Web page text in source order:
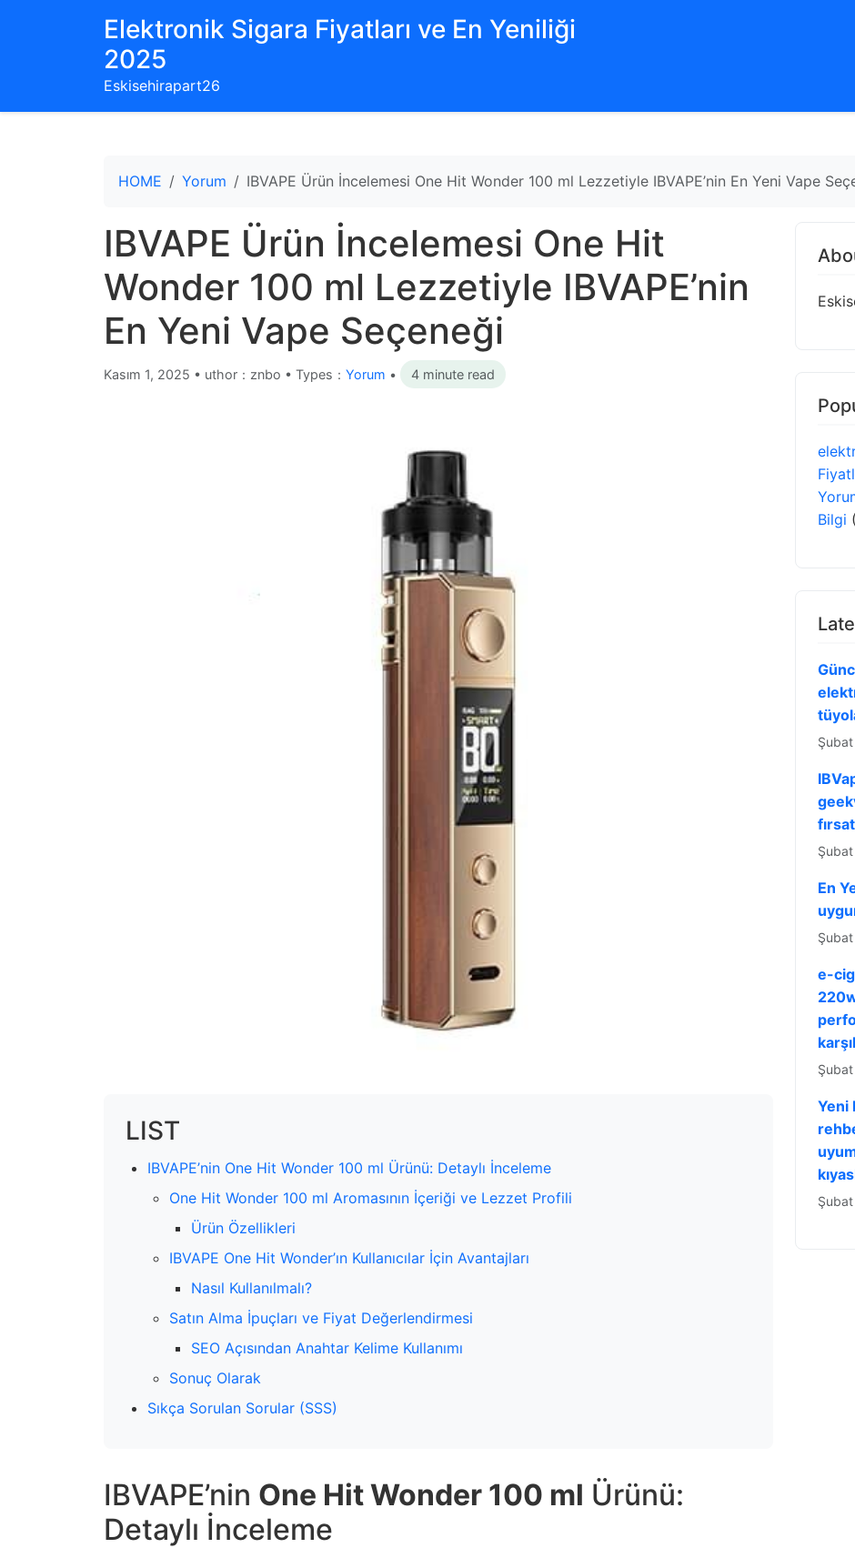
Elektronik Sigara Fiyatları ve En Yeniliği
2025
Eskisehirapart26
HOME Yorum IBVAPE Ürün İncelemesi One Hit Wonder 100 ml Lezzetiyle IBVAPE’nin En Yeni Vape
IBVAPE Ürün İncelemesi One Hit
Wonder 100 ml Lezzetiyle IBVAPE’nin
En Yeni Vape Seçeneği
Kasım 1, 2025 • uthor：znbo • Types： Yorum • 4 minute read
LIST
IBVAPE’nin One Hit Wonder 100 ml Ürünü: Detaylı İnceleme
One Hit Wonder 100 ml Aromasının İçeriği ve Lezzet Profili
Ürün Özellikleri
IBVAPE One Hit Wonder’ın Kullanıcılar İçin Avantajları
Nasıl Kullanılmalı?
Satın Alma İpuçları ve Fiyat Değerlendirmesi
SEO Açısından Anahtar Kelime Kullanımı
Sonuç Olarak
Sıkça Sorulan Sorular (SSS)
IBVAPE’nin One Hit Wonder 100 ml Ürünü:
Detaylı İnceleme
Bilgi
En
e-
Yeni